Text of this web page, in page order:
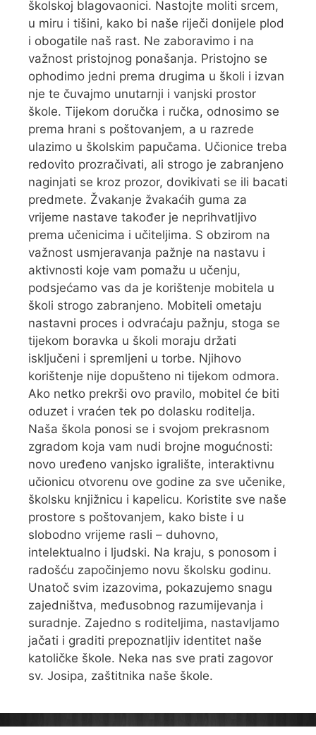
školskoj blagovaonici. Nastojte moliti srcem,
u miru i tišini, kako bi naše riječi donijele plod
i obogatile naš rast. Ne zaboravimo i na
važnost pristojnog ponašanja. Pristojno se
ophodimo jedni prema drugima u školi i izvan
nje te čuvajmo unutarnji i vanjski prostor
škole. Tijekom doručka i ručka, odnosimo se
prema hrani s poštovanjem, a u razrede
ulazimo u školskim papučama. Učionice treba
redovito prozračivati, ali strogo je zabranjeno
naginjati se kroz prozor, dovikivati se ili bacati
predmete. Žvakanje žvakaćih guma za
vrijeme nastave također je neprihvatljivo
prema učenicima i učiteljima. S obzirom na
važnost usmjeravanja pažnje na nastavu i
aktivnosti koje vam pomažu u učenju,
podsjećamo vas da je korištenje mobitela u
školi strogo zabranjeno. Mobiteli ometaju
nastavni proces i odvraćaju pažnju, stoga se
tijekom boravka u školi moraju držati
isključeni i spremljeni u torbe. Njihovo
korištenje nije dopušteno ni tijekom odmora.
Ako netko prekrši ovo pravilo, mobitel će biti
oduzet i vraćen tek po dolasku roditelja.
Naša škola ponosi se i svojom prekrasnom
zgradom koja vam nudi brojne mogućnosti:
novo uređeno vanjsko igralište, interaktivnu
učionicu otvorenu ove godine za sve učenike,
školsku knjižnicu i kapelicu. Koristite sve naše
prostore s poštovanjem, kako biste i u
slobodno vrijeme rasli – duhovno,
intelektualno i ljudski. Na kraju, s ponosom i
radošću započinjemo novu školsku godinu.
Unatoč svim izazovima, pokazujemo snagu
zajedništva, međusobnog razumijevanja i
suradnje. Zajedno s roditeljima, nastavljamo
jačati i graditi prepoznatljiv identitet naše
katoličke škole. Neka nas sve prati zagovor
sv. Josipa, zaštitnika naše škole.